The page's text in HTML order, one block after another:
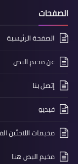
المدير
إلياس
العمل
الصفحات
الصفحة الرئيسية
عن مخيم البص
إتصل بنا
فيديو
مخيمات اللاجئين
مخيم البص هنا